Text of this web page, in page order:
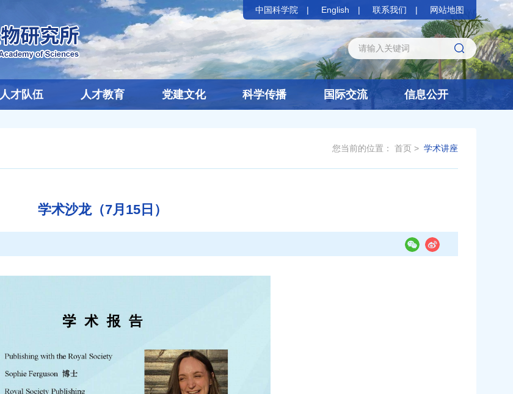
中国科学院 English 联系我们 网站地图
人才队伍 人才教育 党建文化 科学传播 国际交流 信息公开
您当前的位置： 首页 > 学术讲座
学术沙龙（7月15日）